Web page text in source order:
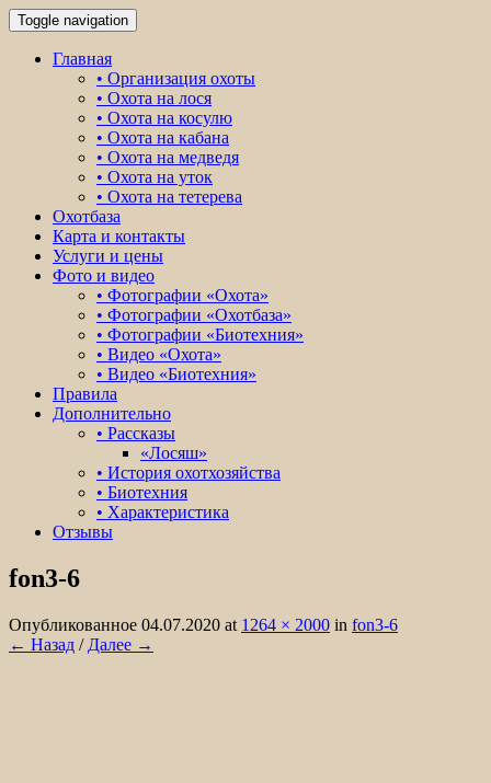
Toggle navigation
Главная
• Организация охоты
• Охота на лося
• Охота на косулю
• Охота на кабана
• Охота на медведя
• Охота на уток
• Охота на тетерева
Охотбаза
Карта и контакты
Услуги и цены
Фото и видео
• Фотографии «Охота»
• Фотографии «Охотбаза»
• Фотографии «Биотехния»
• Видео «Охота»
• Видео «Биотехния»
Правила
Дополнительно
• Рассказы
«Лосяш»
• История охотхозяйства
• Биотехния
• Характеристика
Отзывы
Организация охоты на лося, кабана,
медведя в охотничьем хозяйстве Белые
Колки.
fon3-6
Опубликованное 04.07.2020 at 1264 × 2000 in fon3-6
← Назад / Далее →